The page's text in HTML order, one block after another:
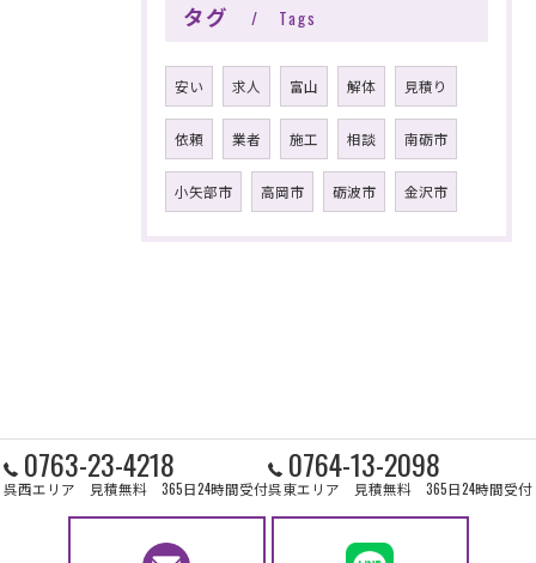
タグ Tags
安い 求人 富山 解体 見積り
依頼 業者 施工 相談 南砺市
小矢部市 高岡市 砺波市 金沢市
0763-23-4218
呉西エリア 見積無料 365日24時間受付
0764-13-2098
呉東エリア 見積無料 365日24時間受付